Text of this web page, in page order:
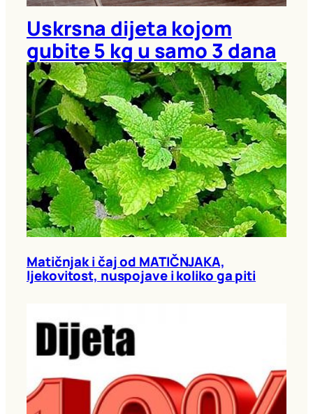
Uskrsna dijeta kojom
gubite 5 kg u samo 3 dana
Matičnjak i čaj od MATIČNJAKA,
ljekovitost, nuspojave i koliko ga piti